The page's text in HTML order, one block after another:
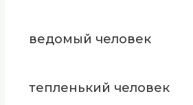
ведомый человек
тепленький человек